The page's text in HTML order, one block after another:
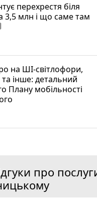
перехрестя біля
3,5 млн і що саме там
на ШІ-світлофори,
інше: детальний
Плану мобільності
про